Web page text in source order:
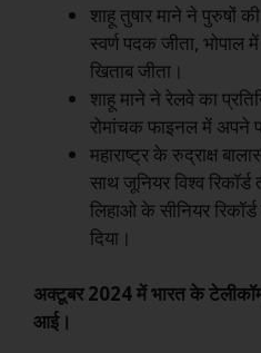
शाहू तुषार माने ने पुरुषों
स्वर्ण पदक जीता, भोपाल
खिताब जीता।
शाहू माने ने रेलवे का
रोमांचक फाइनल में अपने
महाराष्ट्र के रुद्राक्ष
साथ जूनियर विश्व
लिहाओ के सीनियर
दिया।
अक्टूबर 2024 में भारत के
आई।